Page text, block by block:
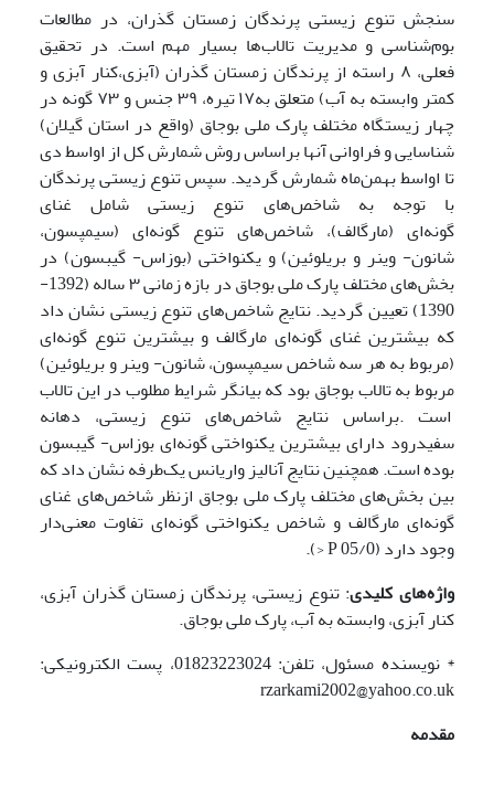
سنجش تنوع زیستی پرندگان زمستان گذران، در مطالعات
بوم‌شناسی و مدیریت تالاب‌ها بسیار مهم است. در تحقیق
فعلی‌، ۸ راسته از پرندگان زمستان گذران (آبزی،کنار آبزی و
کمتر وابسته به آب) متعلق به۱۷ تیره، ۳۹ جنس و ۷۳ گونه در
چهار زیستگاه مختلف پارک ملی بوجاق (واقع در استان گیلان)
شناسایی و فراوانی‌ آنها براساس روش شمارش کل از اواسط دی
تا اواسط بهمن‌ماه شمارش گردید. سپس تنوع زیستی پرندگان
با توجه به شاخص‌های تنوع زیستی‌ شامل غنای
گونه‌ای (مارگالف)، شاخص‌های تنوع گونه‌ای (سیمپسون،
شانون- وینر و بریلوئین) و یکنواختی (بوزاس- گیبسون) در
بخش‌های مختلف پارک ملی بوجاق در بازه زمانی ۳ ساله (1392-
1390) تعیین گردید. نتایج شاخص‌های تنوع زیستی نشان داد
که بیشترین غنای گونه‌ای مارگالف و بیشترین تنوع گونه‌ای
(مربوط به هر سه شاخص سیمپسون، شانون- وینر و بریلوئین)
مربوط به تالاب بوجاق بود که بیانگر شرایط مطلوب در این تالاب
است .براساس نتایج شاخص‌های تنوع زیستی، دهانه
سفیدرود دارای بیشترین یکنواختی گونه‌ای بوزاس- گیبسون
بوده است. همچنین نتایج آنالیز واریانس یک‌طرفه نشان داد که
بین بخش‌های مختلف پارک ملی بوجاق ازنظر شاخص‌های غنای
گونه‌ای مارگالف و شاخص یکنواختی گونه‌ای تفاوت معنی‌دار
وجود دارد (05/0 P <).
واژه‌های کلیدی: تنوع زیستی، پرندگان زمستان گذران آبزی،
کنار آبزی، وابسته به آب، پارک ملی بوجاق.
* نویسنده مسئول، تلفن: 01823223024، پست الکترونیکی:
rzarkami2002@yahoo.co.uk
مقدمه